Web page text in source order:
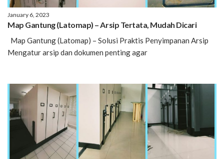
January 6, 2023
Map Gantung (Latomap) – Arsip Tertata, Mudah Dicari
Map Gantung (Latomap) – Solusi Praktis Penyimpanan Arsip
Mengatur arsip dan dokumen penting agar